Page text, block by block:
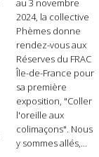
au 3 novembre
2024, la collective
Phèmes donne
rendez-vous aux
Réserves du FRAC
Île-de-France pour
sa première
exposition, "Coller
l'oreille aux
colimaçons". Nous
y sommes allés,...